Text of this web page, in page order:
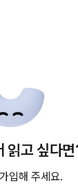
읽고 싶다
입해 주세요.